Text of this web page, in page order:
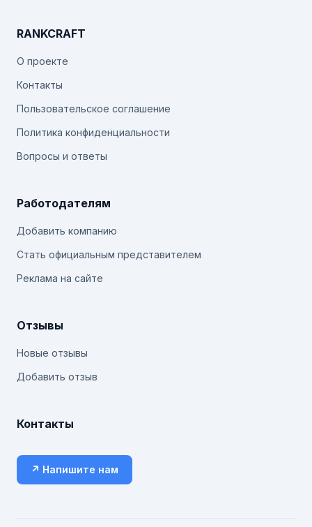
RANKCRAFT
О проекте
Контакты
Пользовательское соглашение
Политика конфиденциальности
Вопросы и ответы
Работодателям
Добавить компанию
Стать официальным представителем
Реклама на сайте
Отзывы
Новые отзывы
Добавить отзыв
Контакты
↗ Напишите нам